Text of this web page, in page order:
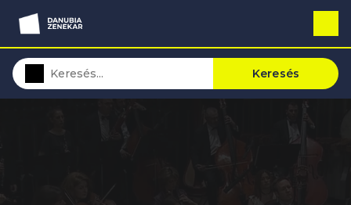
Keresés